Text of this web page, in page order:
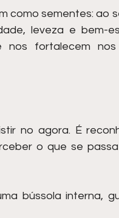
como sementes: ao
leveza e bem-
nos fortalecem nos
no agora. É
o que se
bússola interna,